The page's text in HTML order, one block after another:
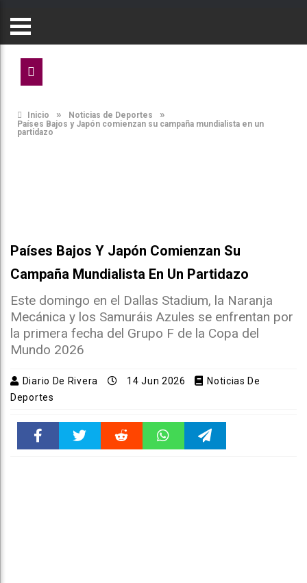
Inicio » Noticias de Deportes »
Países Bajos y Japón comienzan su campaña mundialista en un
partidazo
Países Bajos Y Japón Comienzan Su
Campaña Mundialista En Un Partidazo
Este domingo en el Dallas Stadium, la Naranja
Mecánica y los Samuráis Azules se enfrentan por
la primera fecha del Grupo F de la Copa del
Mundo 2026
Diario De Rivera 14 Jun 2026
Noticias De
Deportes